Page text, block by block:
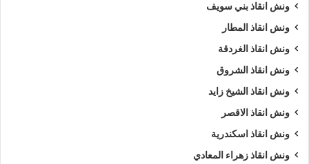
ونش انقاذ بني سويف
ونش انقاذ المطار
ونش انقاذ الغردقة
ونش انقاذ الشروق
ونش انقاذ الشيخ زايد
ونش انقاذ الاقصر
ونش انقاذ اسكندرية
ونش انقاذ زهراء المعادي